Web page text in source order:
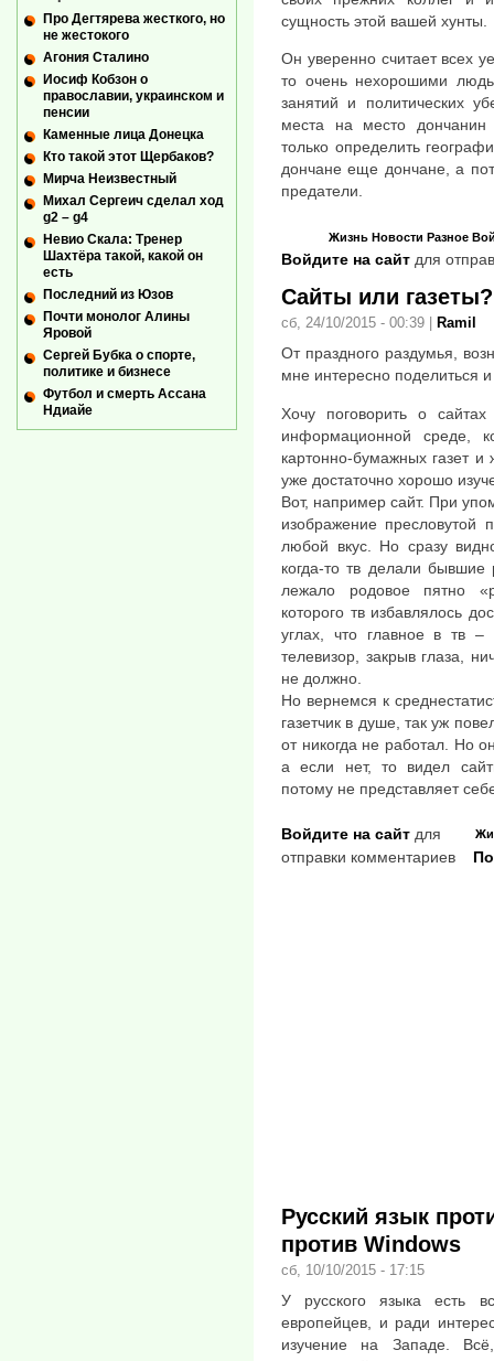
сущность этой вашей хунты.
Он уверенно считает всех
то очень нехорошими
занятий и политических
места на место дончанин
только определить
дончане еще дончане, а
предатели.
Жизнь Новости Разное
Войдите на сайт для
Сайты или газеты?
сб, 24/10/2015 - 00:39 Ramil
От праздного раздумья,
мне интересно поделиться и
Хочу поговорить о
информационной среде,
картонно-бумажных газет
уже достаточно хорошо
Вот, например сайт. При
изображение
любой вкус. Но сразу
когда-то тв делали
лежало родовое пятно
которого тв избавлялось
углах, что главное в тв
телевизор, закрыв глаза,
не должно.
Но вернемся к
газетчик в душе, так уж
от никогда не работал. Но
а если нет, то видел
потому не представляет
Войдите на сайт для
отправки комментариев
Русский язык
против Windows
сб, 10/10/2015 - 17:15
У русского языка есть
европейцев, и ради
изучение на Западе.
Про Дегтярева жесткого, но
не жестокого
Агония Сталино
Иосиф Кобзон о
православии, украинском и
пенсии
Каменные лица Донецка
Кто такой этот Щербаков?
Мирча Неизвестный
Михал Сергеич сделал ход
g2 – g4
Невио Скала: Тренер
Шахтёра такой, какой он
есть
Последний из Юзов
Почти монолог Алины
Яровой
Сергей Бубка о спорте,
политике и бизнесе
Футбол и смерть Ассана
Ндиайе